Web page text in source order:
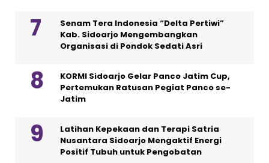
Senam Tera Indonesia “Delta Pertiwi”
Kab. Sidoarjo Mengembangkan
Organisasi di Pondok Sedati Asri
KORMI Sidoarjo Gelar Panco Jatim Cup,
Pertemukan Ratusan Pegiat Panco se-
Jatim
Latihan Kepekaan dan Terapi Satria
Nusantara Sidoarjo Mengaktif Energi
Positif Tubuh untuk Pengobatan